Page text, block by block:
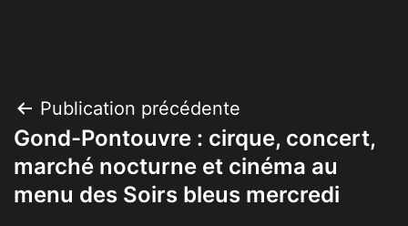
Navigation
de
l’article
Publication précédente
Gond-Pontouvre : cirque, concert,
marché nocturne et cinéma au
menu des Soirs bleus mercredi